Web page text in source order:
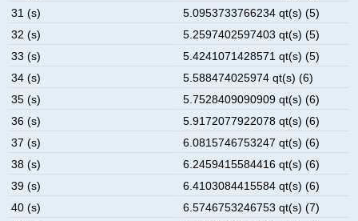
31 (s)
5.0953733766234 qt(s) (5)
32 (s)
5.2597402597403 qt(s) (5)
33 (s)
5.4241071428571 qt(s) (5)
34 (s)
5.588474025974 qt(s) (6)
35 (s)
5.7528409090909 qt(s) (6)
36 (s)
5.9172077922078 qt(s) (6)
37 (s)
6.0815746753247 qt(s) (6)
38 (s)
6.2459415584416 qt(s) (6)
39 (s)
6.4103084415584 qt(s) (6)
40 (s)
6.5746753246753 qt(s) (7)